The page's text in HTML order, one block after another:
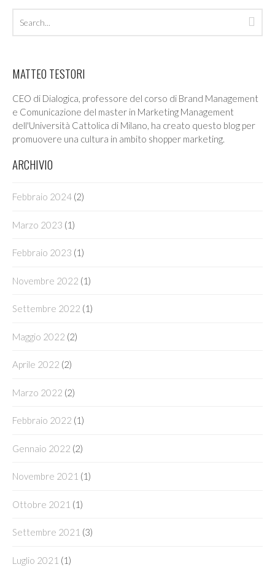
MATTEO TESTORI
CEO di Dialogica, professore del corso di Brand Management
e Comunicazione del master in Marketing Management
dell'Università Cattolica di Milano, ha creato questo blog per
promuovere una cultura in ambito shopper marketing.
ARCHIVIO
Febbraio 2024 (2)
Marzo 2023 (1)
Febbraio 2023 (1)
Novembre 2022 (1)
Settembre 2022 (1)
Maggio 2022 (2)
Aprile 2022 (2)
Marzo 2022 (2)
Febbraio 2022 (1)
Gennaio 2022 (2)
Novembre 2021 (1)
Ottobre 2021 (1)
Settembre 2021 (3)
Luglio 2021 (1)